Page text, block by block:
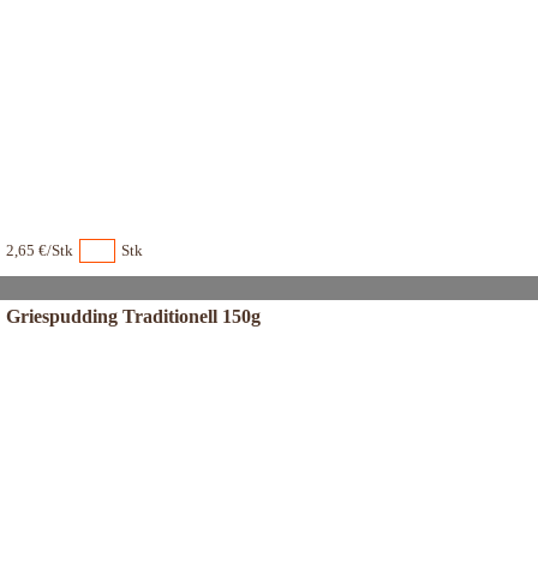
2,65 €/Stk Stk
Griespudding Traditionell 150g